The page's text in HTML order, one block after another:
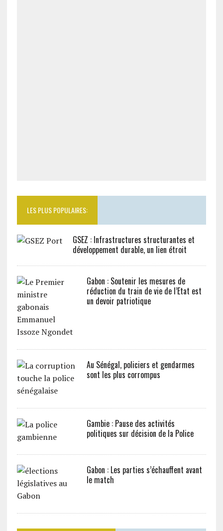
LES PLUS POPULAIRES:
GSEZ : Infrastructures structurantes et
développement durable, un lien étroit
Gabon : Soutenir les mesures de
réduction du train de vie de l’Etat est
un devoir patriotique
Au Sénégal, policiers et gendarmes
sont les plus corrompus
Gambie : Pause des activités
politiques sur décision de la Police
Gabon : Les parties s’échauffent avant
le match